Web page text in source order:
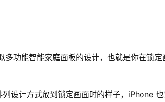
功能智能家庭面板的设计，也就是你在锁定
设计方式放到锁定画面时的样子，iPhone